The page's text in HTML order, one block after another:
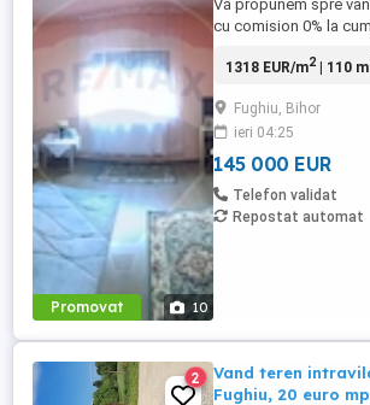
Promovat 10
Vă propunem spre
cu comision 0% la
metropolitană la
Proprietatea este
anexe, pivniță și teren
anexele sunt
1318 EUR/m2| 110 m
Fughiu, Bihor
ieri 04:25
145 000 EUR
Telefon validat
Repostat automat
2
Vand teren
Fughiu, 20 euro